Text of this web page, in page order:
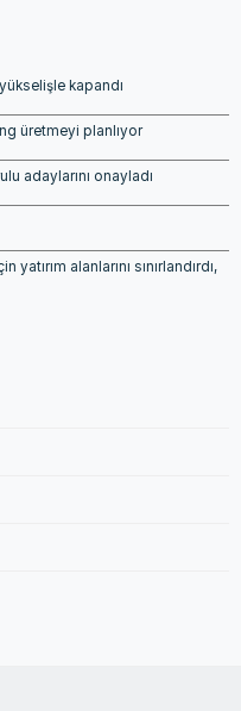
kapandı
üretmeyi planlıyor
adaylarını onayladı
alanlarını sınırlandırdı,